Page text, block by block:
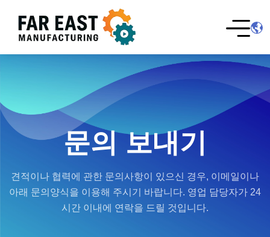
문의 보내기
견적이나 협력에 관한 문의사항이 있으신 경우, 이메일이나
아래 문의양식을 이용해 주시기 바랍니다. 영업 담당자가 24
시간 이내에 연락을 드릴 것입니다.